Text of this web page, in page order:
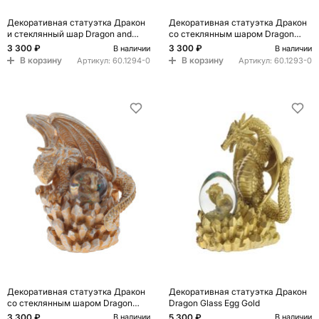
Декоративная статуэтка Дракон
и стеклянный шар Dragon and
Glass Ball Copper
3 300 ₽ В наличии
В корзину Артикул: 60.1294-0
Декоративная статуэтка Дракон
со стеклянным шаром Dragon
Statuette Gold
3 300 ₽ В наличии
В корзину Артикул: 60.1293-0
Декоративная статуэтка Дракон
со стеклянным шаром Dragon
Statuette Copper
В наличии
Декоративная статуэтка Дракон
Dragon Glass Egg Gold
В наличии